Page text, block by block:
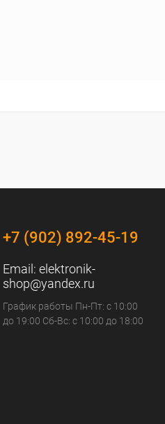
+7 (902) 892-45-19
Email: elektronik-
shop@yandex.ru
График работы Пн-Пт: с 10:00
до 19:00 Сб-Вс: с 10:00 до 18:00